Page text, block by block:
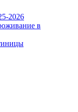
2026
в